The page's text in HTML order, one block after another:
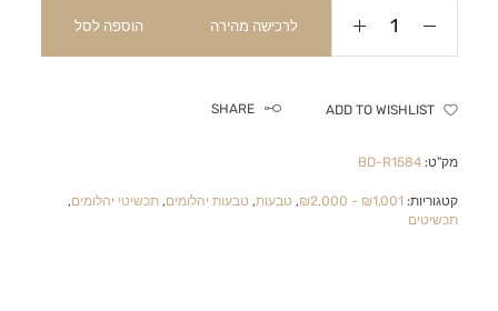
לרכישה מהירה הוספה לסל
ADD TO WISHLIST
SHARE
מק"ט:BD-R1584
קטגוריות: ₪1,001 - ₪2,000
, טבעות, טבעות יהלומים,תכשיטי יהלומים,
תכשיטים